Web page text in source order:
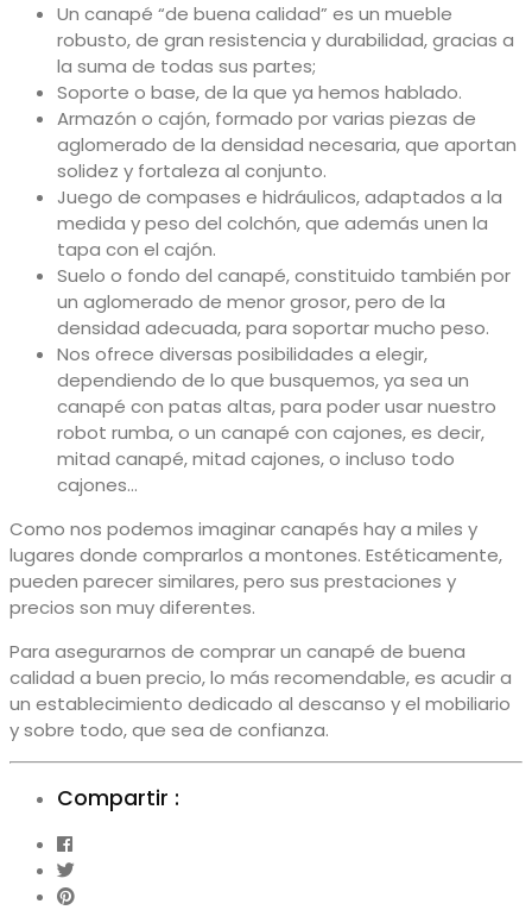
Un canapé “de buena calidad” es un mueble
robusto, de gran resistencia y durabilidad, gracias a
la suma de todas sus partes;
Soporte o base, de la que ya hemos hablado.
Armazón o cajón, formado por varias piezas de
aglomerado de la densidad necesaria, que aportan
solidez y fortaleza al conjunto.
Juego de compases e hidráulicos, adaptados a la
medida y peso del colchón, que además unen la
tapa con el cajón.
Suelo o fondo del canapé, constituido también por
un aglomerado de menor grosor, pero de la
densidad adecuada, para soportar mucho peso.
Nos ofrece diversas posibilidades a elegir,
dependiendo de lo que busquemos, ya sea un
canapé con patas altas, para poder usar nuestro
robot rumba, o un canapé con cajones, es decir,
mitad canapé, mitad cajones, o incluso todo
cajones…
Como nos podemos imaginar canapés hay a miles y
lugares donde comprarlos a montones. Estéticamente,
pueden parecer similares, pero sus prestaciones y
precios son muy diferentes.
Para asegurarnos de comprar un canapé de buena
calidad a buen precio, lo más recomendable, es acudir a
un establecimiento dedicado al descanso y el mobiliario
y sobre todo, que sea de confianza.
Compartir :